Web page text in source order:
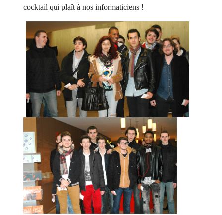
cocktail qui plaît à nos informaticiens !